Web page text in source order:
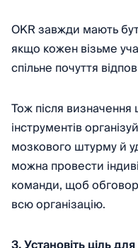
OKR завжди мають
якщо кожен візьме
спільне почуття
Тож після визначення
інструментів
мозкового штурму й
можна провести
команди, щоб
всю організацію.